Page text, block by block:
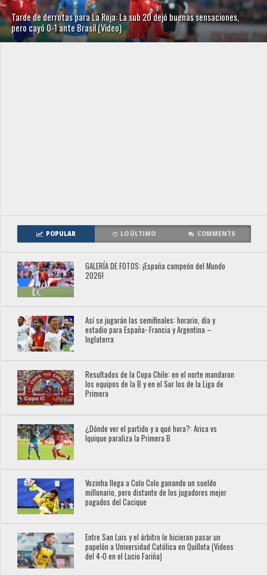
Tarde de derrotas para La Roja: La sub 20 dejó buenas sensaciones,
pero cayó 0-1 ante Brasil (Video)
POPULAR LO ÚLTIMO COMMENTS
GALERÍA DE FOTOS: ¡España campeón del Mundo
2026!
Así se jugarán las semifinales: horario, día y
estadio para España- Francia y Argentina –
Inglaterra
Resultados de la Copa Chile: en el norte mandaron
los equipos de la B y en el Sur los de la Liga de
Primera
¿Dónde ver el partido y a qué hora?: Arica vs
Iquique paraliza la Primera B
Vozinha llega a Colo Colo ganando un sueldo
millonario, pero distante de los jugadores mejor
pagados del Cacique
Entre San Luis y el árbitro le hicieron pasar un
papelón a Universidad Católica en Quillota (Videos
del 4-0 en el Lucio Fariña)